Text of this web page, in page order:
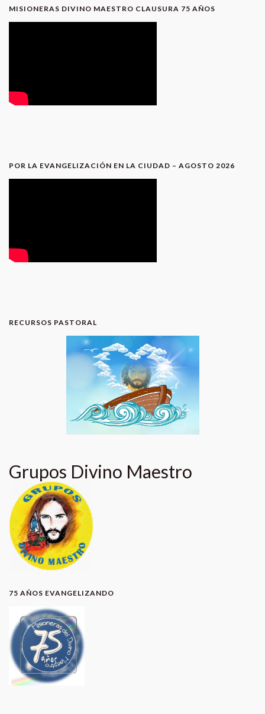
MISIONERAS DIVINO MAESTRO CLAUSURA 75 AÑOS
POR LA EVANGELIZACIÓN EN LA CIUDAD – AGOSTO 2026
RECURSOS PASTORAL
Grupos Divino Maestro
75 AÑOS EVANGELIZANDO